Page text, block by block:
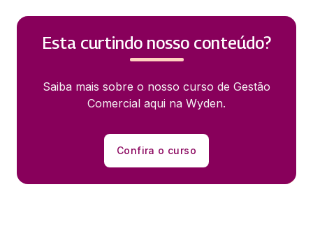
Esta curtindo nosso conteúdo?
Saiba mais sobre o nosso curso de Gestão
Comercial aqui na Wyden.
Confira o curso